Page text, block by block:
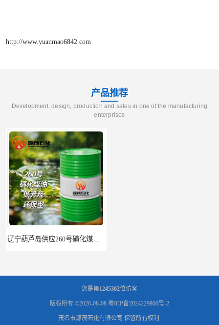
http://www.yuanmao6842.com
产品推荐
Development, design, production and sales in one of the manufacturing
enterprises
您是第1245302位访客
版权所有 ©2026-08-08 粤ICP备2024229806号-2
茂名市源茂石化有限公司 保留所有权利.